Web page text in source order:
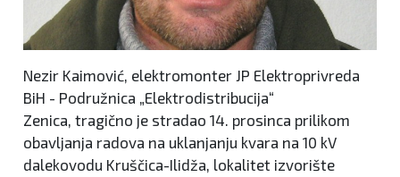
Nezir Kaimović, elektromonter JP Elektroprivreda
BiH - Podružnica „Elektrodistribucija“
Zenica, tragično je stradao 14. prosinca prilikom
obavljanja radova na uklanjanju kvara na 10 kV
dalekovodu Kruščica-Ilidža, lokalitet izvorište